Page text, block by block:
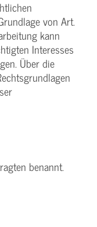
von Art.
kann
Interesses
Über die
benannt.